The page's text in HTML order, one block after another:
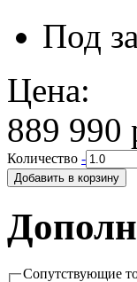
Под
Цена:
889 990
Количество -
Сопутствующие